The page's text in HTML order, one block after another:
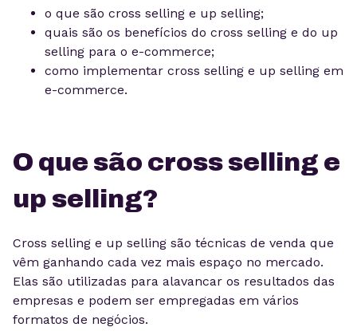
o que são cross selling e up selling;
quais são os benefícios do cross selling e do up
selling para o e-commerce;
como implementar cross selling e up selling em
e-commerce.
O que são cross selling e
up selling?
Cross selling e up selling são técnicas de venda que
vêm ganhando cada vez mais espaço no mercado.
Elas são utilizadas para alavancar os resultados das
empresas e podem ser empregadas em vários
formatos de negócios.